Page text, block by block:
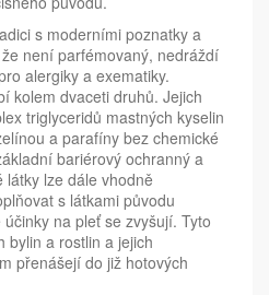
s moderními poznatky a
není parfémovaný, nedráždí
alergiky a exematiky.
kolem dvaceti druhů. Jejich
triglyceridů mastných kyselin
a parafíny bez chemické
bariérový ochranný a
lze dále vhodně
s látkami původu
na pleť se zvyšují. Tyto
bylin a rostlin a jejich
přenášejí do již hotových